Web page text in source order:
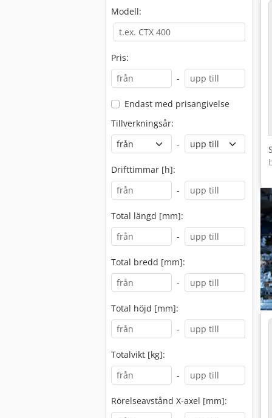
Modell:
Pris:
-
Endast med prisangivelse
Tillverkningsår:
-
Drifttimmar [h]:
-
Total längd [mm]:
-
Total bredd [mm]:
-
Total höjd [mm]:
-
Totalvikt [kg]:
-
Rörelseavstånd X-axel [mm]: